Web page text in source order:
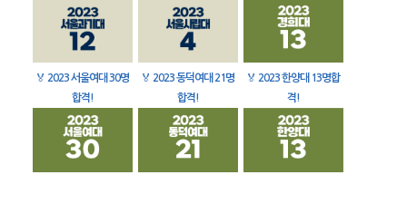
🏅 2023 서울여대 30명
합격!
🏅 2023 동덕여대 21명
합격!
🏅 2023 한양대 13명합
격!